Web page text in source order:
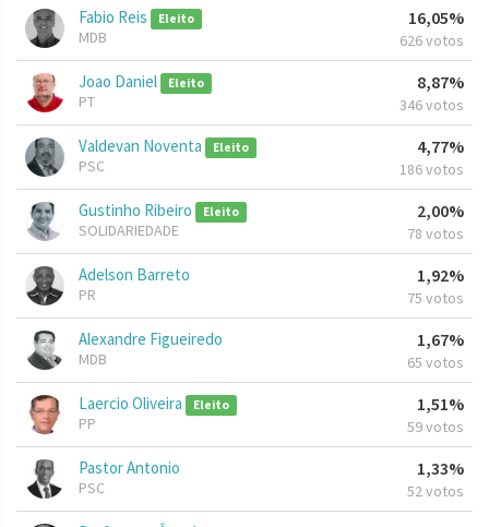
Fabio Reis Eleito
MDB
16,05%
626 votos
Joao Daniel Eleito
PT
8,87%
346 votos
Valdevan Noventa Eleito
PSC
4,77%
186 votos
Gustinho Ribeiro Eleito
SOLIDARIEDADE
2,00%
78 votos
Adelson Barreto
PR
1,92%
75 votos
Alexandre Figueiredo
MDB
1,67%
65 votos
Laercio Oliveira Eleito
PP
1,51%
59 votos
Pastor Antonio
PSC
1,33%
52 votos